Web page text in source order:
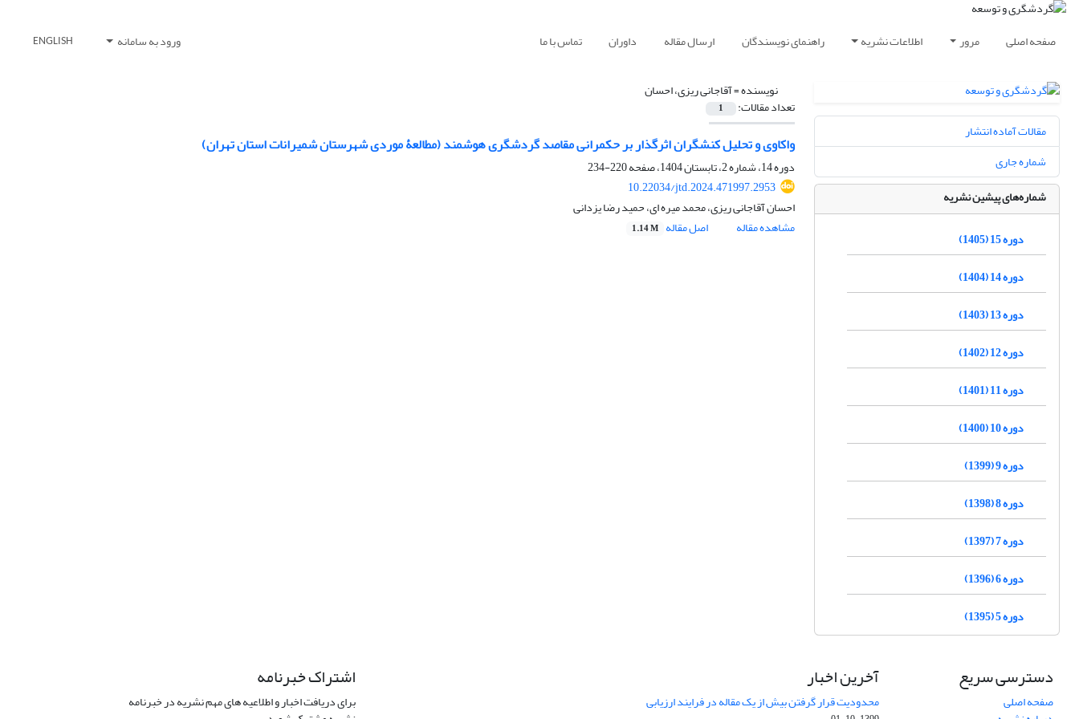
صفحه اصلی مرور اطلاعات نشریه راهنمای نویسندگان ارسال مقاله داوران تماس با ما ورود به سامانه ENGLISH
نویسنده =آقاجانی ریزی، احسان
تعداد مقالات: 1
واکاوی و تحلیل کنشگران اثرگذار بر حکمرانی مقاصد گردشگری هوشمند (مطالعۀ موردی شهرستان شمیرانات استان تهران)
دوره 14، شماره 2، تابستان 1404، صفحه
220-234
10.22034/jtd.2024.471997.2953
احسان آقاجانی ریزی، محمد میره ای، حمید رضا یزدانی
مشاهده مقاله
اصل مقاله 1.14 M
مقالات آماده انتشار
شماره جاری
شماره‌های پیشین نشریه
دوره 15 (1405)
دوره 14 (1404)
دوره 13 (1403)
دوره 12 (1402)
دوره 11 (1401)
دوره 10 (1400)
دوره 9 (1399)
دوره 8 (1398)
دوره 7 (1397)
دوره 6 (1396)
دوره 5 (1395)
دسترسی سریع
صفحه اصلی
آخرین اخبار
محدودیت قرار گرفتن بیش از یک مقاله در فرایند ارزیابی
اشتراک خبرنامه
برای دریافت اخبار و اطلاعیه های مهم نشریه در خبرنامه